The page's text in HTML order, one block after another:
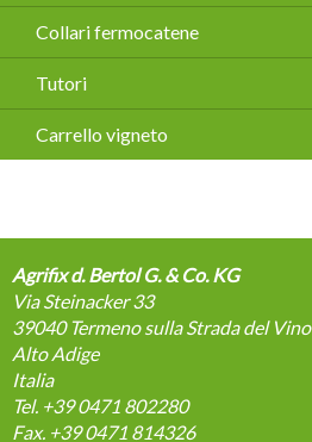
Collari fermocatene
Tutori
Carrello vigneto
Agrifix d. Bertol G. & Co. KG
Via Steinacker 33
39040 Termeno sulla Strada del Vino
Alto Adige
Italia
Tel. +39 0471 802280
Fax. +39 0471 814326